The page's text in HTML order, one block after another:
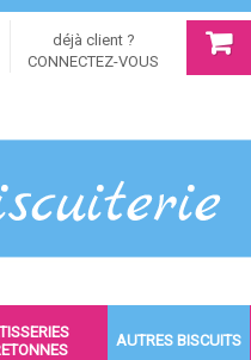
déjà client ?
CONNECTEZ-VOUS
AUTRES BISCUITS